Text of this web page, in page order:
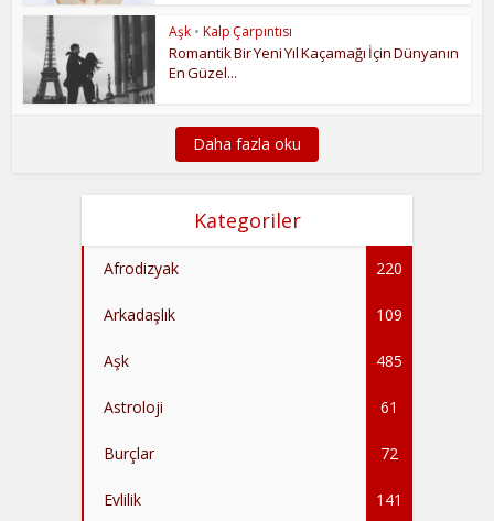
Aşk • Kalp Çarpıntısı
Romantik Bir Yeni Yıl Kaçamağı İçin Dünyanın
En Güzel...
Daha fazla oku
Kategoriler
Afrodizyak 220
Arkadaşlık 109
Aşk 485
Astroloji 61
Burçlar 72
Evlilik 141